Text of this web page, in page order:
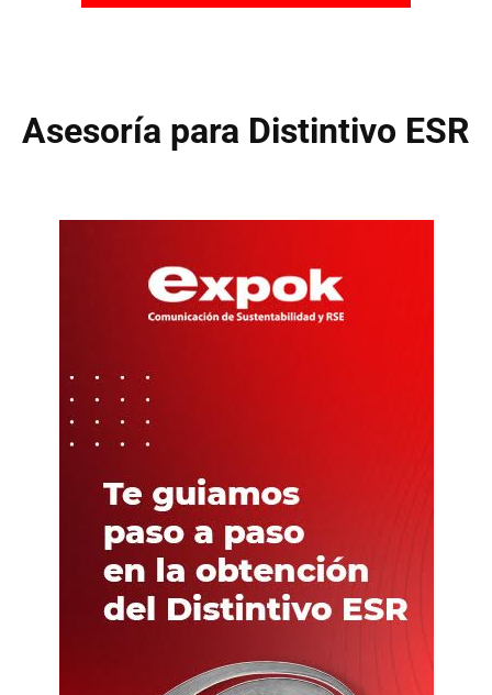
Asesoría para Distintivo ESR